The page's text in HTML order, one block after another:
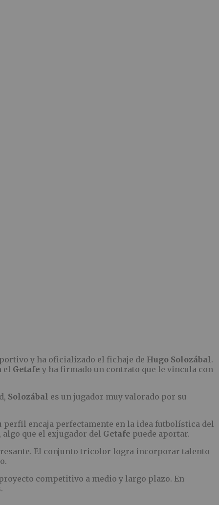
y ha oficializado el fichaje de Hugo Solozábal.
el Getafe y ha firmado un contrato que le vincula con
Solozábal es un jugador muy valorado por su
encaja perfectamente en la idea futbolística del
que el exjugador del Getafe puede aportar.
El conjunto tricolor logra incorporar talento
competitivo a medio y largo plazo. En